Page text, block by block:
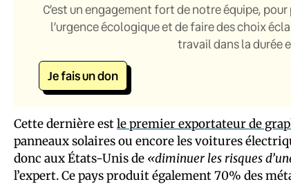
C’est un engagement fort de notre équipe,
l’urgence écologique et de faire des choix
travail dans la durée
Je fais un don
Cette dernière estle premier exportateur de
panneaux solaires ou encore les voitures
donc aux États-Unis de «diminuer les risques
l’expert. Ce pays produit également 70% des